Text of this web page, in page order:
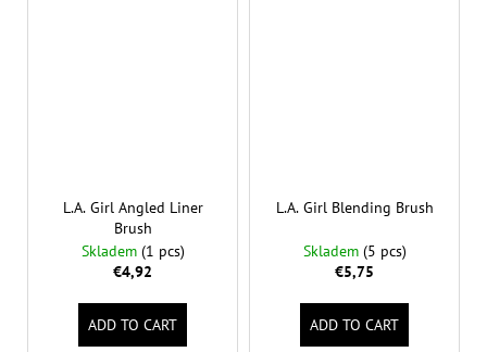
L.A. Girl Angled Liner
Brush
Skladem (1 pcs)
€4,92
ADD TO CART
L.A. Girl Blending Brush
Skladem (5 pcs)
€5,75
ADD TO CART